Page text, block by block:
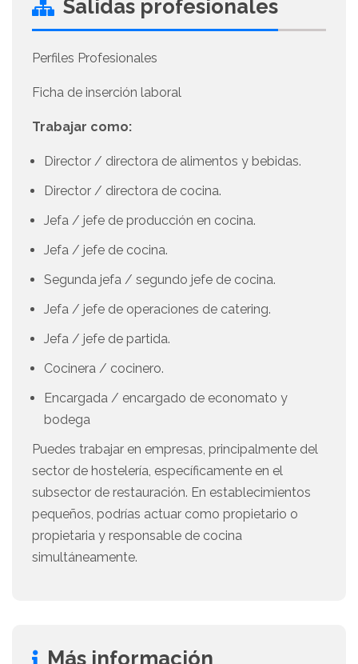
Salidas profesionales
Perfiles Profesionales
Ficha de inserción laboral
Trabajar como:
Director / directora de alimentos y bebidas.
Director / directora de cocina.
Jefa / jefe de producción en cocina.
Jefa / jefe de cocina.
Segunda jefa / segundo jefe de cocina.
Jefa / jefe de operaciones de catering.
Jefa / jefe de partida.
Cocinera / cocinero.
Encargada / encargado de economato y
bodega
Puedes trabajar en empresas, principalmente del
sector de hostelería, específicamente en el
subsector de restauración. En establecimientos
pequeños, podrías actuar como propietario o
propietaria y responsable de cocina
simultáneamente.
Más información